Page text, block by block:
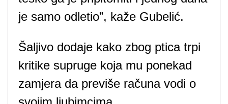
je samo odletio”, kaže Gubelić.
Šaljivo dodaje kako zbog ptica trpi
kritike supruge koja mu ponekad
zamjera da previše računa vodi o